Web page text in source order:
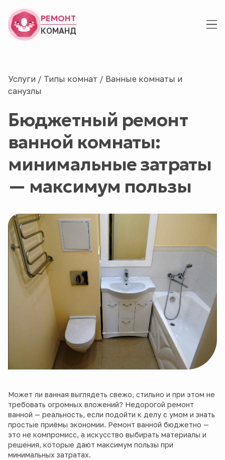
РЕМОНТ
КОМАНД
Услуги / Типы комнат / Ванные комнаты и
санузлы
Бюджетный ремонт
ванной комнаты:
минимальные затраты
— максимум пользы
Может ли ванная выглядеть свежо, стильно и при этом не
требовать огромных вложений? Недорогой ремонт
ванной — реальность, если подойти к делу с умом и знать
простые приёмы экономии. Ремонт ванной бюджетно —
это не компромисс, а искусство выбирать материалы и
решения, которые дают максимум пользы при
минимальных затратах.